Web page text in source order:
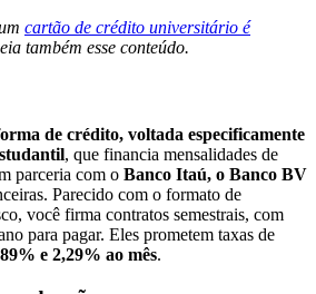
cartão de crédito universitário é
também esse conteúdo.
de crédito, voltada especificamente
, que financia mensalidades de
parceria com o Banco Itaú, o Banco BV
Parecido com o formato de
você firma contratos semestrais, com
para pagar. Eles prometem taxas de
e 2,29% ao mês.